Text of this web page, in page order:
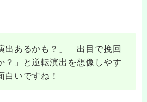
出あるかも？」「出目で挽回
？」と逆転演出を想像しやす
白いですね！